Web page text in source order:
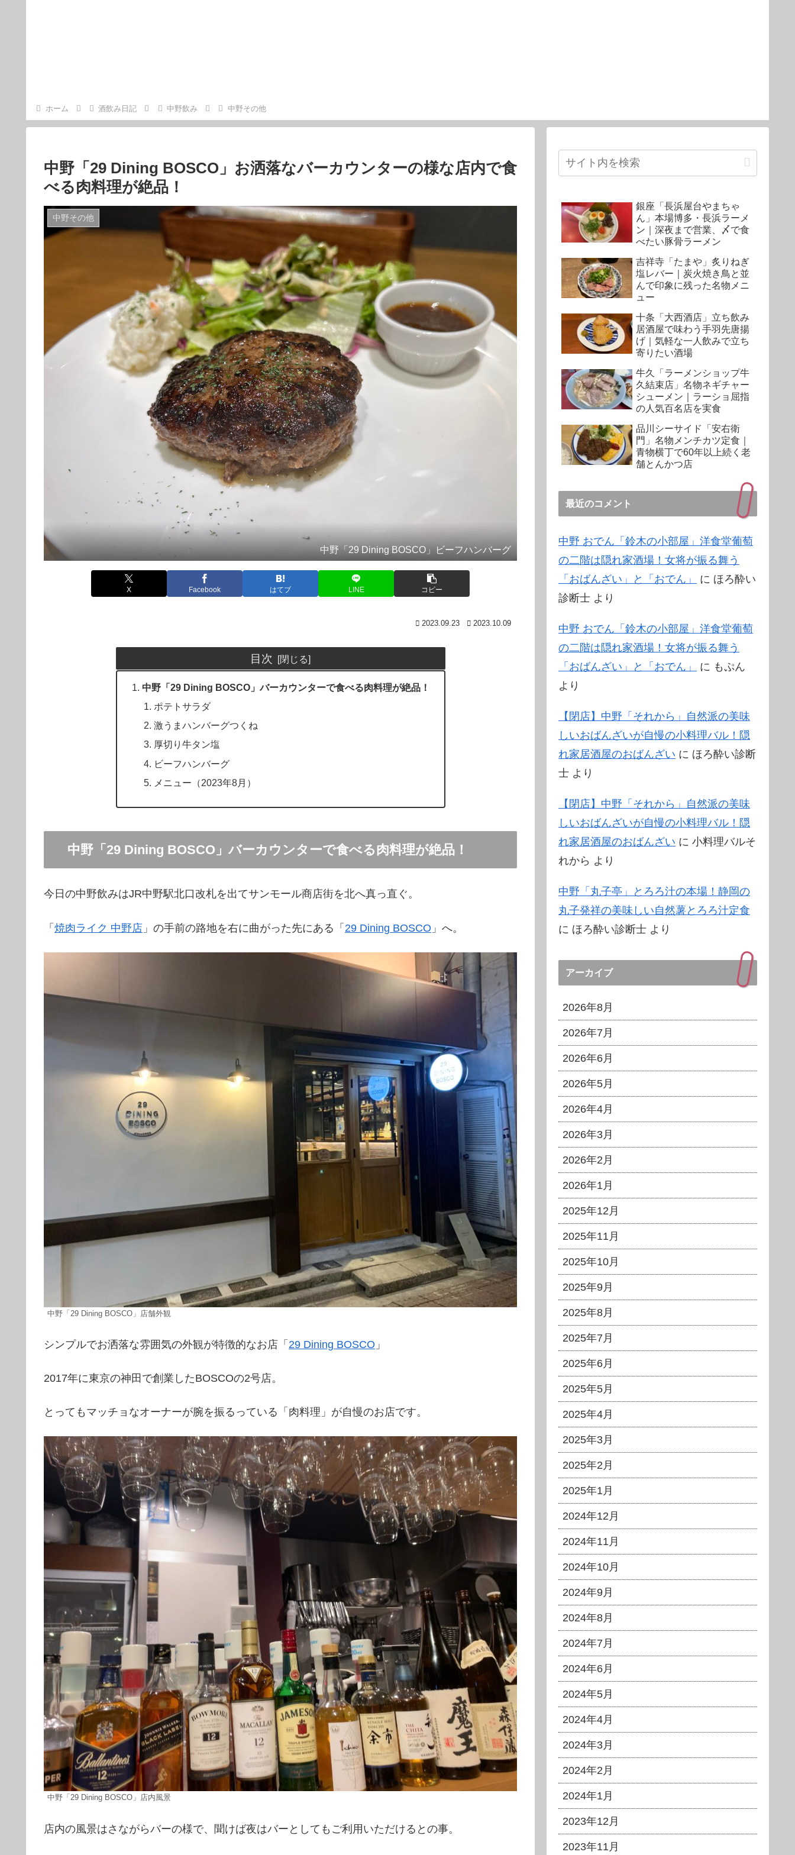
ホーム 酒飲み日記 中野飲み 中野その他
中野「29 Dining BOSCO」お洒落なバーカウンターの様な店内で食
べる肉料理が絶品！
中野その他
中野「29 Dining BOSCO」ビーフハンバーグ
X Facebook はてブ LINE コピー
2023.09.23 2023.10.09
目次
中野「29 Dining BOSCO」バーカウンターで食べる肉料理が絶品！
ポテトサラダ
激うまハンバーグつくね
厚切り牛タン塩
ビーフハンバーグ
メニュー（2023年8月）
中野「29 Dining BOSCO」バーカウンターで食べる肉料理が絶品！
今日の中野飲みはJR中野駅北口改札を出てサンモール商店街を北へ真っ直ぐ。
「 焼肉ライク 中野店 」の手前の路地を右に曲がった先にある「 29 Dining BOSCO 」へ。
中野「29 Dining BOSCO」店舗外観
シンプルでお洒落な雰囲気の外観が特徴的なお店「 29 Dining BOSCO 」
2017年に東京の神田で創業したBOSCOの2号店。
とってもマッチョなオーナーが腕を振るっている「肉料理」が自慢のお店です。
中野「29 Dining BOSCO」店内風景
店内の風景はさながらバーの様で、聞けば夜はバーとしてもご利用いただけるとの事。
銀座「長浜屋台やまちゃ
ん」本場博多・長浜ラーメ
ン｜深夜まで営業、〆で食
べたい豚骨ラーメン
吉祥寺「たまや」炙りねぎ
塩レバー｜炭火焼き鳥と並
んで印象に残った名物メニ
ュー
十条「大西酒店」立ち飲み
居酒屋で味わう手羽先唐揚
げ｜気軽な一人飲みで立ち
寄りたい酒場
牛久「ラーメンショップ牛
久結束店」名物ネギチャー
シューメン｜ラーショ屈指
の人気百名店を実食
品川シーサイド「安右衛
門」名物メンチカツ定食｜
青物横丁で60年以上続く老
舗とんかつ店
最近のコメント
中野 おでん「鈴木の小部屋」洋食堂葡萄
の二階は隠れ家酒場！女将が振る舞う
「おばんざい」と「おでん」
に ほろ酔い
診断士 より
中野 おでん「鈴木の小部屋」洋食堂葡萄
の二階は隠れ家酒場！女将が振る舞う
「おばんざい」と「おでん」
に もぷん
より
【閉店】中野「それから」自然派の美味
しいおばんざいが自慢の小料理バル！隠
れ家居酒屋のおばんざい に ほろ酔い診断
士 より
【閉店】中野「それから」自然派の美味
しいおばんざいが自慢の小料理バル！隠
れ家居酒屋のおばんざい に 小料理バルそ
れから より
中野「丸子亭」とろろ汁の本場！静岡の
丸子発祥の美味しい自然薯とろろ汁定食
に ほろ酔い診断士 より
アーカイブ
2026年8月
2026年7月
2026年6月
2026年5月
2026年4月
2026年3月
2026年2月
2026年1月
2025年12月
2025年11月
2025年10月
2025年9月
2025年8月
2025年7月
2025年6月
2025年5月
2025年4月
2025年3月
2025年2月
2025年1月
2024年12月
2024年11月
2024年10月
2024年9月
2024年8月
2024年7月
2024年6月
2024年5月
2024年4月
2024年3月
2024年2月
2024年1月
2023年12月
2023年11月